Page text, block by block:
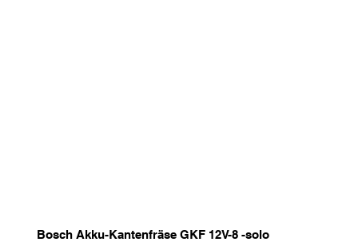
Bosch Akku-Kantenfräse GKF 12V-8 -solo